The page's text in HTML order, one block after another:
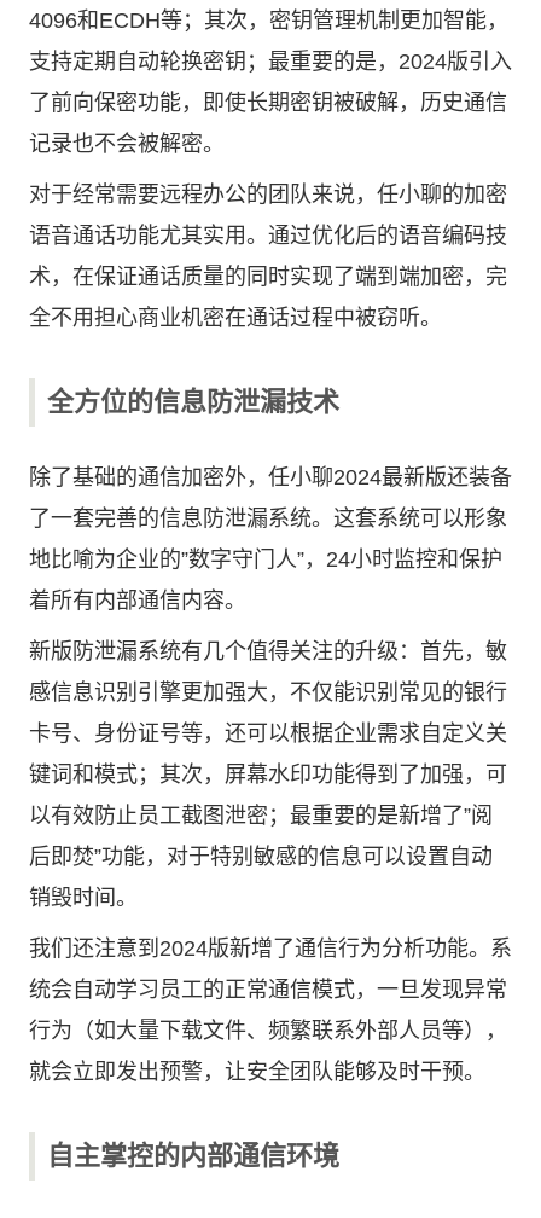
4096和ECDH等；其次，密钥管理机制更加智能，
支持定期自动轮换密钥；最重要的是，2024版引入
了前向保密功能，即使长期密钥被破解，历史通信
记录也不会被解密。
对于经常需要远程办公的团队来说，任小聊的加密
语音通话功能尤其实用。通过优化后的语音编码技
术，在保证通话质量的同时实现了端到端加密，完
全不用担心商业机密在通话过程中被窃听。
全方位的信息防泄漏技术
除了基础的通信加密外，任小聊2024最新版还装备
了一套完善的信息防泄漏系统。这套系统可以形象
地比喻为企业的”数字守门人”，24小时监控和保护
着所有内部通信内容。
新版防泄漏系统有几个值得关注的升级：首先，敏
感信息识别引擎更加强大，不仅能识别常见的银行
卡号、身份证号等，还可以根据企业需求自定义关
键词和模式；其次，屏幕水印功能得到了加强，可
以有效防止员工截图泄密；最重要的是新增了”阅
后即焚”功能，对于特别敏感的信息可以设置自动
销毁时间。
我们还注意到2024版新增了通信行为分析功能。系
统会自动学习员工的正常通信模式，一旦发现异常
行为（如大量下载文件、频繁联系外部人员等），
就会立即发出预警，让安全团队能够及时干预。
自主掌控的内部通信环境